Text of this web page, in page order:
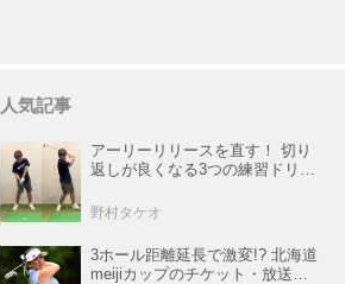
人気記事
アーリーリリースを直す！ 切り
返しが良くなる3つの練習ドリル
野村タケオ
3ホール距離延長で激変!? 北海道
meijiカップのチケット・放送＆